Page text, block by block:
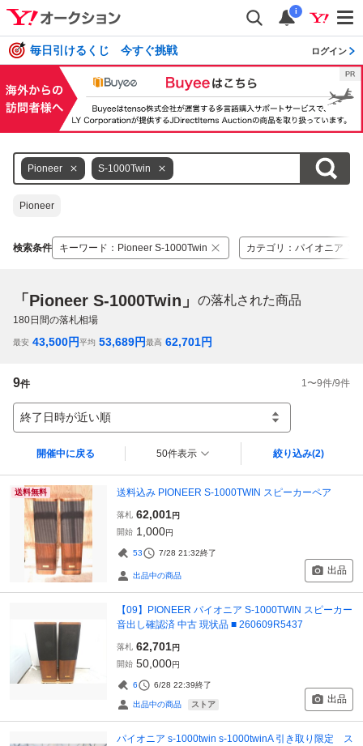
i
毎日引けるくじ 今すぐ挑戦 ログイン
Pioneer S-1000Twin
Pioneer
検索条件 キーワード ： Pioneer S-1000Twin カテゴリ ： パイオニア
「Pioneer S-1000Twin」 の落札された商品
180日間の落札相場
最安 43,500円平均 53,689円最高 62,701円
9件 1 〜9件/9件
終了日時が近い順
開催中に戻る 50件表示 絞り込み(2)
送料無料 送料込み PIONEER S-1000TWIN スピーカーペア
落札 62,001円
開始 1,000円
53 7/28 21:32終了
出品中の商品 出品
【09】PIONEER パイオニア S-1000TWIN スピーカー
音出し確認済 中古 現状品 ■ 260609R5437
落札 62,701円
開始 50,000円
6 6/28 22:39終了
出品中の商品 ストア 出品
パイオニア s-1000twin s-1000twinA 引き取り限定 ス